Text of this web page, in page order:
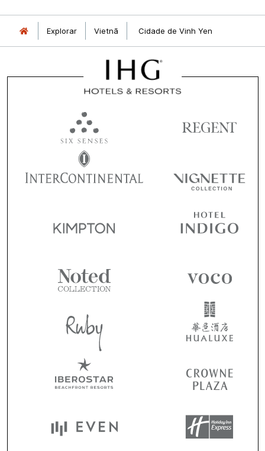
Explorar Vietnã Cidade de Vinh Yen